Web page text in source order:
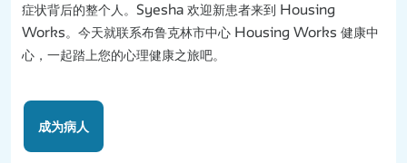
症状背后的整个人。Syesha 欢迎新患者来到 Housing
Works。今天就联系布鲁克林市中心 Housing Works 健康中
心，一起踏上您的心理健康之旅吧。
成为病人